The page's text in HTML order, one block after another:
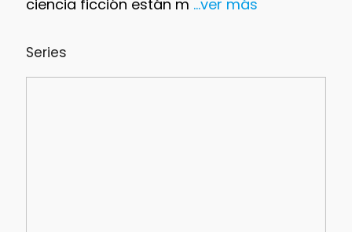
ciencia ficción están m ...ver más
Series